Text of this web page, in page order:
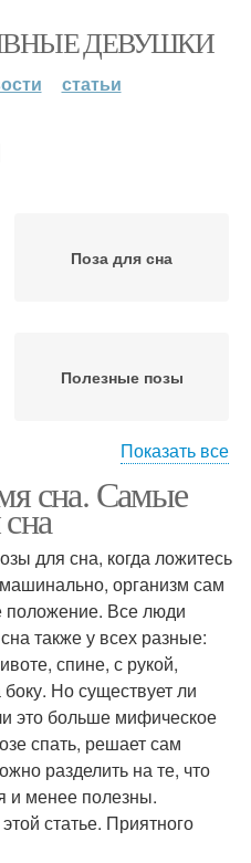
ДЕВУШКИ
статьи
Поза для сна
Полезные позы
Позы во сне
Показать все
сна. Самые
для сна, когда ложитесь
организм сам
положение. Все люди
также у всех разные:
спине, с рукой,
Но существует ли
это больше мифическое
спать, решает сам
разделить на те, что
и менее полезны.
статье. Приятного